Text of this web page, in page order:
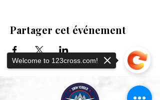
Partager cet événement
Welcome to 123cross.com!